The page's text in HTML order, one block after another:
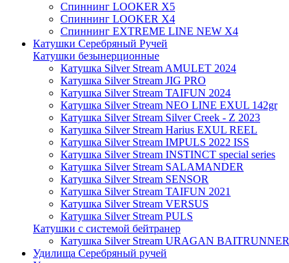
Спиннинг LOOKER X5
Спиннинг LOOKER X4
Спиннинг EXTREME LINE NEW X4
Катушки Серебряный Ручей
Катушки безынерционные
Катушка Silver Stream AMULET 2024
Катушка Silver Stream JIG PRO
Катушка Silver Stream TAIFUN 2024
Катушка Silver Stream NEO LINE EXUL 142gr
Катушка Silver Stream Silver Creek - Z 2023
Катушка Silver Stream Harius EXUL REEL
Катушка Silver Stream IMPULS 2022 ISS
Катушка Silver Stream INSTINCT special series
Катушка Silver Stream SALAMANDER
Катушка Silver Stream SENSOR
Катушка Silver Stream TAIFUN 2021
Катушка Silver Stream VERSUS
Катушка Silver Stream PULS
Катушки с системой бейтранер
Катушка Silver Stream URAGAN BAITRUNNER
Удилища Серебряный ручей